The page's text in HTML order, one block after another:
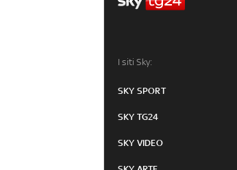
I siti Sky:
SKY SPORT
SKY TG24
SKY VIDEO